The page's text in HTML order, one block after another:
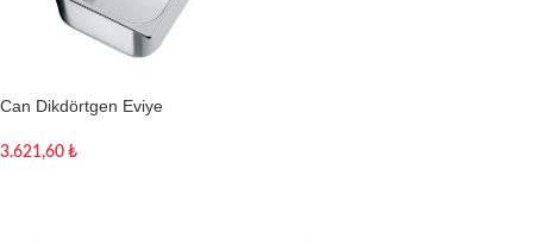
Can Dikdörtgen Eviye
3.621,60 ₺